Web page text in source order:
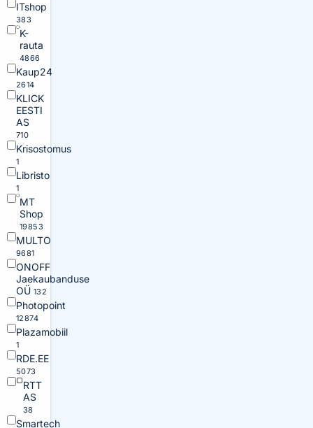
ITshop
383
K-
rauta
4866
Kaup24
2614
KLICK
EESTI
AS
710
Krisostomus
1
Libristo
1
MT
Shop
19853
MULTO
9681
ONOFF
Jaekaubanduse
OÜ 132
Photopoint
12874
Plazamobiil
1
RDE.EE
5073
RTT
AS
38
Smartech